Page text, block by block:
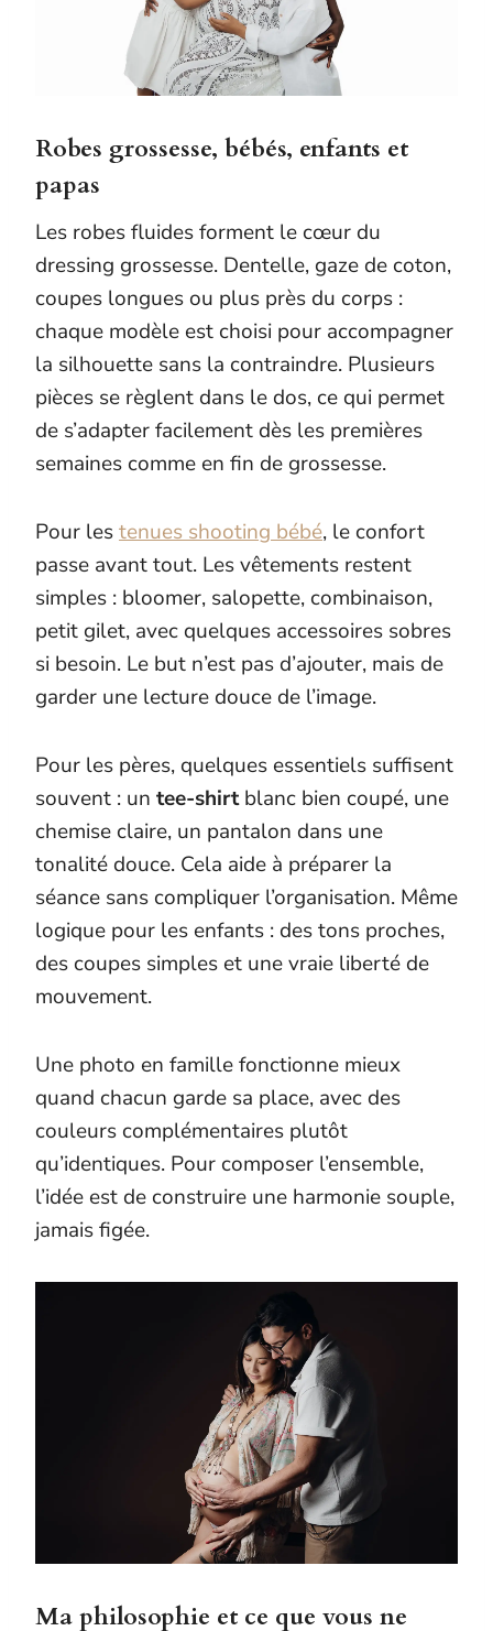
Robes grossesse, bébés, enfants et
papas
Les robes fluides forment le cœur du
dressing grossesse. Dentelle, gaze de coton,
coupes longues ou plus près du corps :
chaque modèle est choisi pour accompagner
la silhouette sans la contraindre. Plusieurs
pièces se règlent dans le dos, ce qui permet
de s’adapter facilement dès les premières
semaines comme en fin de grossesse.
Pour lestenues shooting bébé, le confort
passe avant tout. Les vêtements restent
simples : bloomer, salopette, combinaison,
petit gilet, avec quelques accessoires sobres
si besoin. Le but n’est pas d’ajouter, mais de
garder une lecture douce de l’image.
Pour les pères, quelques essentiels suffisent
souvent : un tee-shirtblanc bien coupé, une
chemise claire, un pantalon dans une
tonalité douce. Cela aide à préparer la
séance sans compliquer l’organisation. Même
logique pour les enfants : des tons proches,
des coupes simples et une vraie liberté de
mouvement.
Une photo en famille fonctionne mieux
quand chacun garde sa place, avec des
couleurs complémentaires plutôt
qu’identiques. Pour composer l’ensemble,
l’idée est de construire une harmonie souple,
jamais figée.
Ma philosophie et ce que vous ne